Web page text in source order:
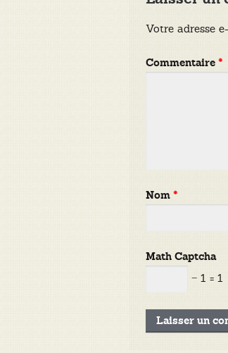
Votre adresse
Commentaire*
Nom*
Math Captcha
− 1 = 1